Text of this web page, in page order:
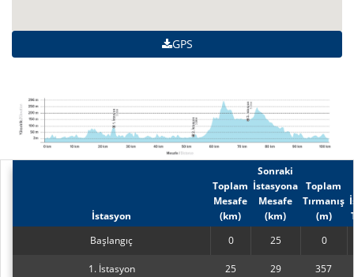
GPS
İstasyon
Toplam
Mesafe
(km)
Sonraki
İstasyona
Mesafe
(km)
Toplam
Tırmanış
(m)
Başlangıç
0 25 0
1. İstasyon 25 29 357